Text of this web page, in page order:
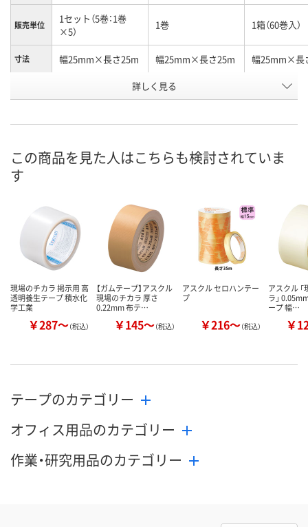
販売単位
1セット（5巻：1巻
×5）
1巻 1箱（60巻入）
寸法 幅25mm×長さ25m 幅25mm×長さ25m 幅25mm×長
XU22647 XU22662
8月11日（火）
カゴへ カゴへ カ
詳しく見る
この商品を見た人はこちらも検討されていま
す
現場のチカラ 掲示用 高
透明養生テープ 積水化
学工業
￥287～（税込）
【ガムテープ】アスクル
現場のチカラ 厚さ
0.22mm 布テ…
￥145～（税込）
アスクル セロハンテー
プ
￥216～（税込）
アスクル
ラ」
ープ 幅…
￥
テープのカテゴリー
オフィス用品のカテゴリー
作業・研究用品のカテゴリー